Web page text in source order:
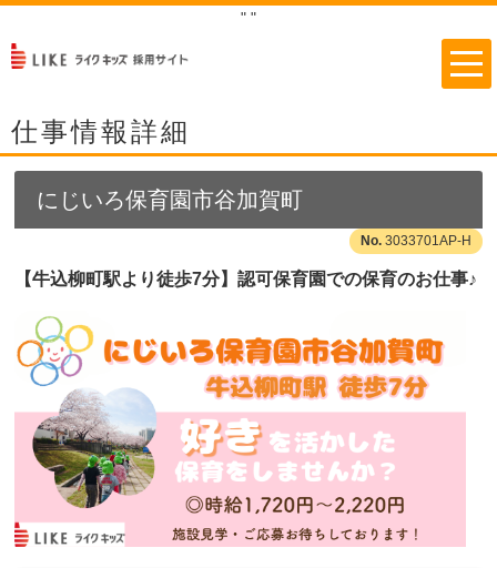
" "
仕事情報詳細
にじいろ保育園市谷加賀町
3033701AP-H
【牛込柳町駅より徒歩7分】認可保育園での保育のお仕事♪